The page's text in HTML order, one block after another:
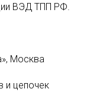
ВЭД ТПП РФ.
Москва
и цепочек